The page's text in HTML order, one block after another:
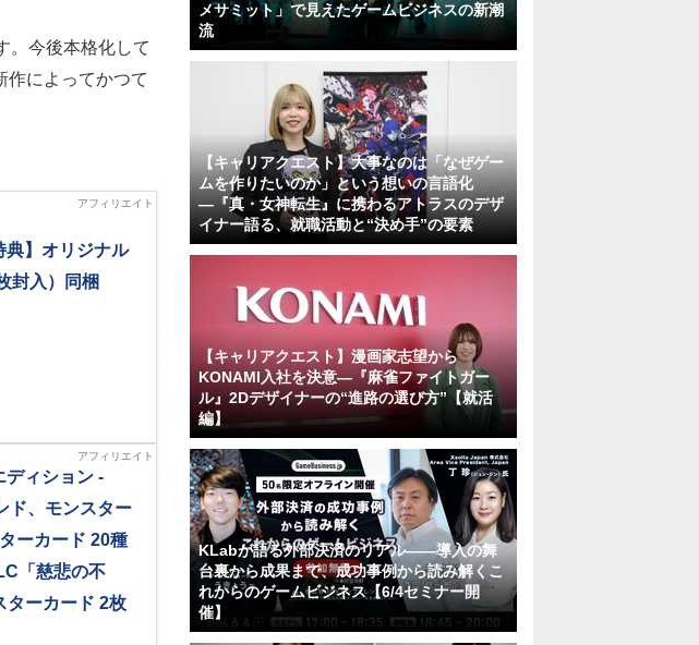
。今後本格化して
作によってかつて
】オリジナル
封入）同梱
ィション -
ド、モンスター
ーカード 20種
「慈悲の不
ターカード 2枚
メサミット」で見えたゲームビジネスの新潮
流
【キャリアクエスト】大事なのは「なぜゲー
ムを作りたいのか」という想いの言語化
―『真・女神転生』に携わるアトラスのデザ
イナー語る、就職活動と“決め手”の要素
【キャリアクエスト】漫画家志望から
KONAMI入社を決意―『麻雀ファイトガー
ル』2Dデザイナーの“進路の選び方”【就活
編】
KLabが語る外部決済のリアル――導入の舞
台裏から成果まで、成功事例から読み解くこ
れからのゲームビジネス【6/4セミナー開
催】